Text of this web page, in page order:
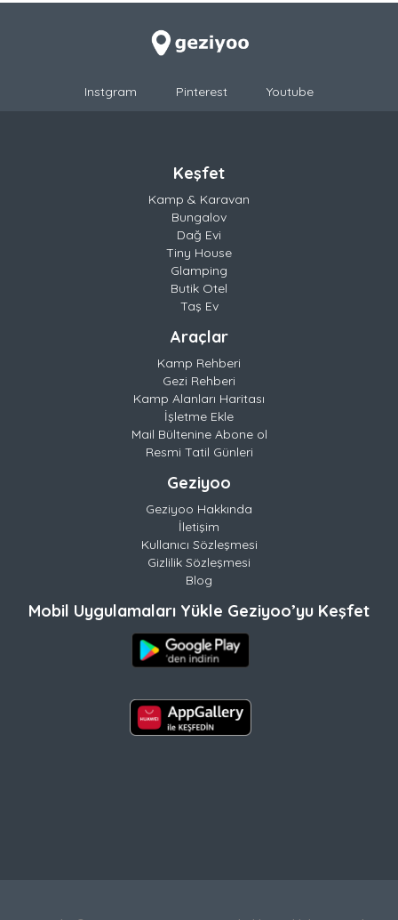
Instgram Pinterest Youtube
Keşfet
Kamp & Karavan
Bungalov
Dağ Evi
Tiny House
Glamping
Butik Otel
Taş Ev
Araçlar
Kamp Rehberi
Gezi Rehberi
Kamp Alanları Haritası
İşletme Ekle
Mail Bültenine Abone ol
Resmi Tatil Günleri
Geziyoo
Geziyoo Hakkında
İletişim
Kullanıcı Sözleşmesi
Gizlilik Sözleşmesi
Blog
Mobil Uygulamaları Yükle Geziyoo’yu Keşfet